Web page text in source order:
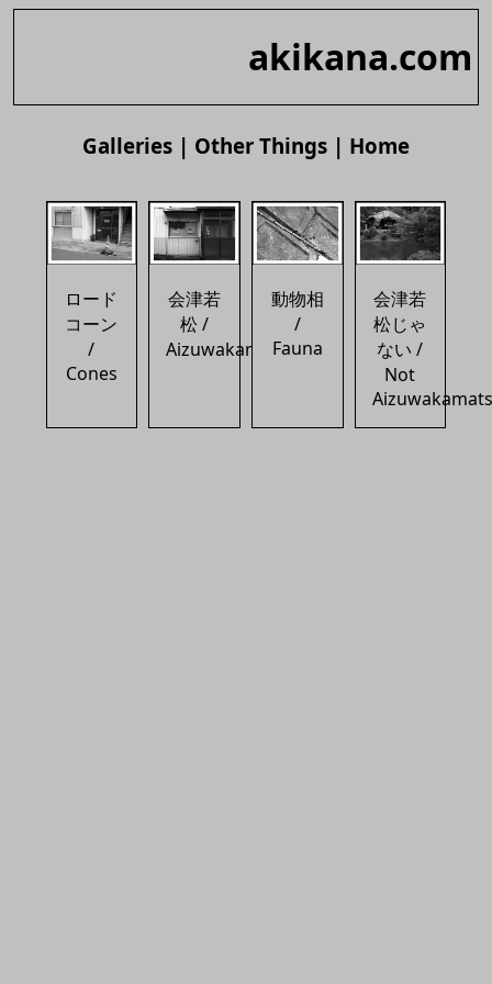
akikana.com
Galleries | Other Things | Home
ロード
コーン
/
Cones
会津若
松 /
Aizuwakamatsu
動物相
/
Fauna
会津若
松じゃ
ない /
Not